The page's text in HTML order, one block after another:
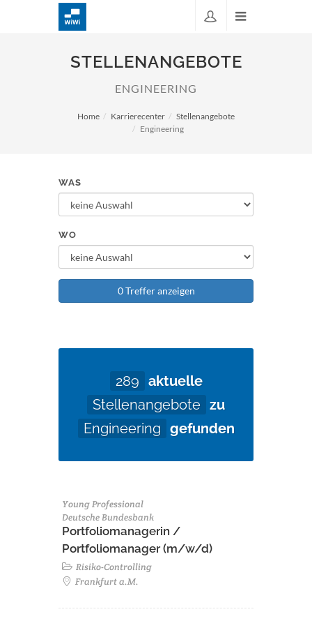
STELLENANGEBOTE
ENGINEERING
Home Karrierecenter
Stellenangebote
Engineering
WAS
WO
0 Treffer anzeigen
289 aktuelle
Stellenangebote zu
Engineering gefunden
Young Professional
Deutsche Bundesbank
Portfoliomanagerin /
Portfoliomanager (m/w/d)
Risiko-Controlling
Frankfurt a.M.